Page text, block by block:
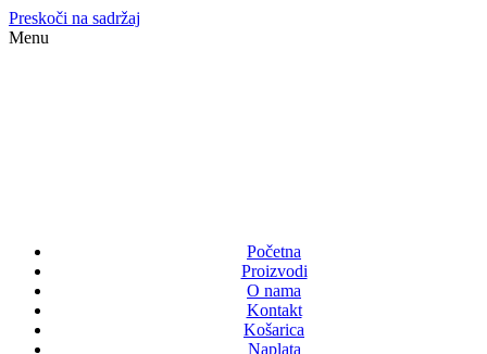
Preskoči na sadržaj
Menu
Početna
Proizvodi
O nama
Kontakt
Košarica
Naplata